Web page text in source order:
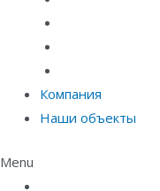
Компания
Наши объекты
Menu